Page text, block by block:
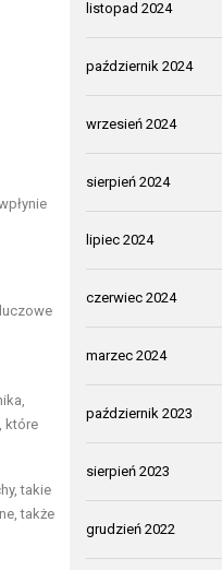
które
takie
także
listopad 2024
październik 2024
wrzesień 2024
sierpień 2024
lipiec 2024
czerwiec 2024
marzec 2024
październik 2023
sierpień 2023
grudzień 2022